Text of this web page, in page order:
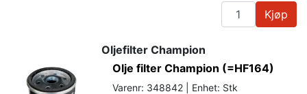
Kjøp
Oljefilter Champion
Olje filter Champion (=HF164)
Varenr: 348842 | Enhet: Stk